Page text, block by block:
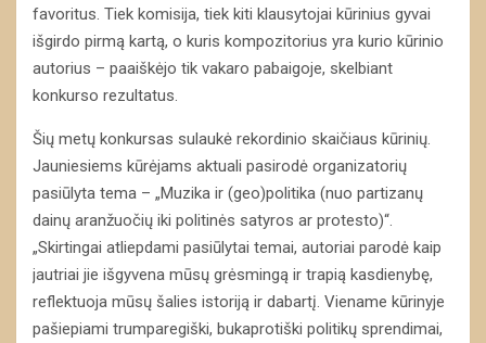
favoritus. Tiek komisija, tiek kiti klausytojai kūrinius gyvai
išgirdo pirmą kartą, o kuris kompozitorius yra kurio kūrinio
autorius – paaiškėjo tik vakaro pabaigoje, skelbiant
konkurso rezultatus.
Šių metų konkursas sulaukė rekordinio skaičiaus kūrinių.
Jauniesiems kūrėjams aktuali pasirodė organizatorių
pasiūlyta tema – „Muzika ir (geo)politika (nuo partizanų
dainų aranžuočių iki politinės satyros ar protesto)“.
„Skirtingai atliepdami pasiūlytai temai, autoriai parodė kaip
jautriai jie išgyvena mūsų grėsmingą ir trapią kasdienybę,
reflektuoja mūsų šalies istoriją ir dabartį. Viename kūrinyje
pašiepiami trumparegiški, bukaprotiški politikų sprendimai,